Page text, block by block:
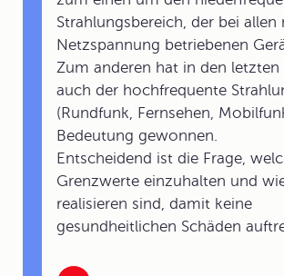
Strahlungsbereich, der bei allen
Netzspannung betriebenen
Zum anderen hat in den letzten
auch der hochfrequente
(Rundfunk, Fernsehen,
Bedeutung gewonnen.
Entscheidend ist die Frage,
Grenzwerte einzuhalten und
realisieren sind, damit keine
gesundheitlichen Schäden